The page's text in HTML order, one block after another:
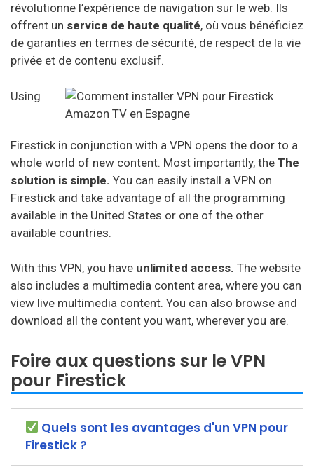
révolutionne l’expérience de navigation sur le web. Ils
offrent un service de haute qualité, où vous bénéficiez
de garanties en termes de sécurité, de respect de la vie
privée et de contenu exclusif.
Using
Firestick in conjunction with a VPN opens the door to a
whole world of new content. Most importantly, the The
solution is simple. You can easily install a VPN on
Firestick and take advantage of all the programming
available in the United States or one of the other
available countries.
With this VPN, you have unlimited access. The website
also includes a multimedia content area, where you can
view live multimedia content. You can also browse and
download all the content you want, wherever you are.
Foire aux questions sur le VPN
pour Firestick
Quels sont les avantages d'un VPN pour
Firestick ?